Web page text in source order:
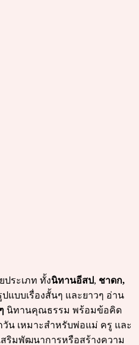
ระเภท ทั้งนิทานอีสป, ชาดก,
แบบเรื่องสั้นๆ และยาวๆ อ่าน
นิทานคุณธรรม พร้อมข้อคิด
วัน เหมาะสำหรับพ่อแม่ ครู และ
ริมพัฒนาการหรือสร้างความ